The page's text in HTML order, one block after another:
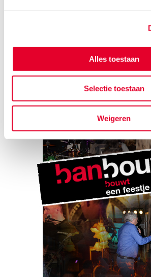
Alles toestaan
Selectie toestaan
Weigeren
BanBouw tot in de puntjes